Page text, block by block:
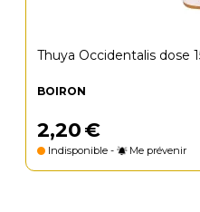
Thuya Occidentalis dose
BOIRON
2,20€
Indisponible - Me prévenir